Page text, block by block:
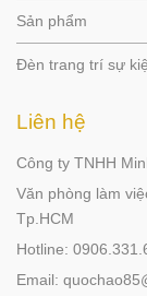
Sản phẩm
Đèn trang trí sự
Liên hệ
Công ty TNHH
Văn phòng làm
Tp.HCM
Hotline:
Email: